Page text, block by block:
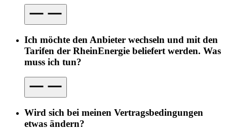
Ich möchte den Anbieter wechseln und mit den
Tarifen der RheinEnergie beliefert werden. Was
muss ich tun?
Wird sich bei meinen Vertragsbedingungen
etwas ändern?